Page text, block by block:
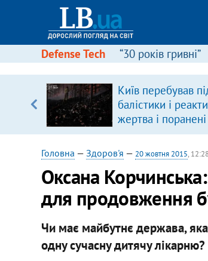
Defense Tech “30 років гривні”
Київ перебував
балістики і
жертва і
Головна — Здоров'я — 20 жовтня 2015, 12:28
Оксана
для продовження
Чи має майбутнє держава,
одну сучасну дитячу лікарню?